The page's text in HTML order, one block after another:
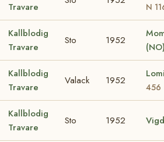
Travare N
Kallblodig
Travare
Sto 1952
Kallblodig
Travare
Valack 1952
456
Kallblodig
Travare
Sto 1952